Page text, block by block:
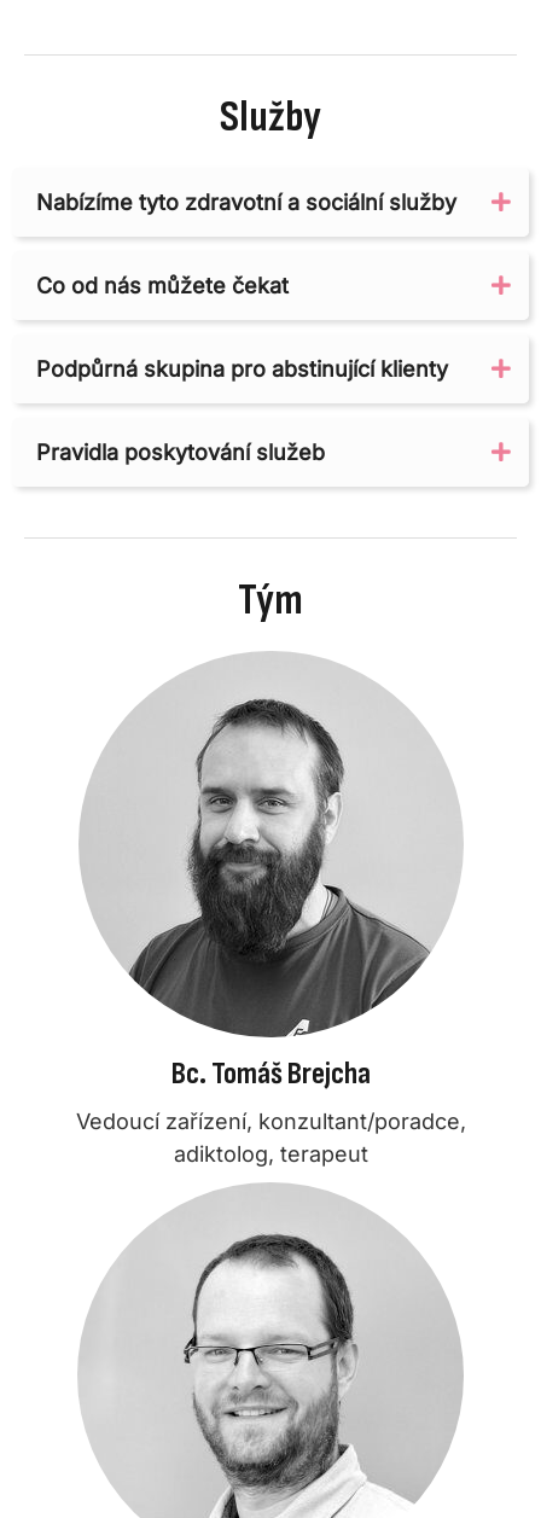
Služby
Nabízíme tyto zdravotní a sociální služby
Co od nás můžete čekat
Podpůrná skupina pro abstinující klienty
Pravidla poskytování služeb
Tým
Bc. Tomáš Brejcha
Vedoucí zařízení, konzultant/poradce,
adiktolog, terapeut